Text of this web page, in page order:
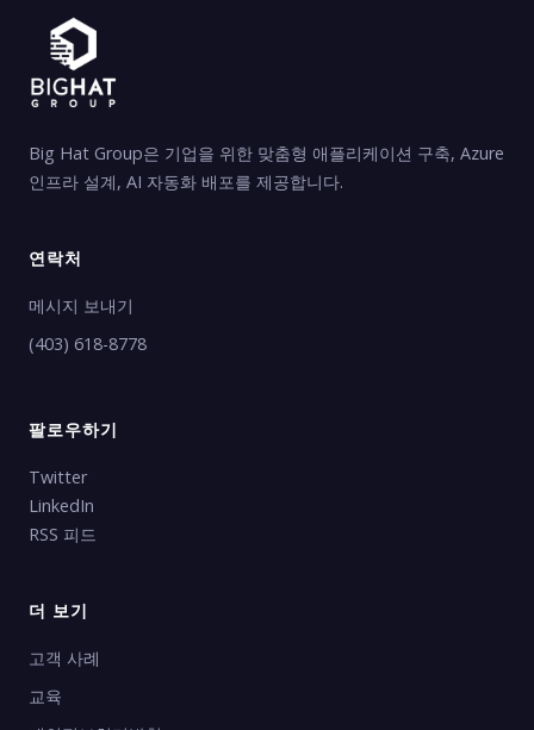
Big Hat Group은 기업을 위한 맞춤형 애플리케이션 구축, Azure
인프라 설계, AI 자동화 배포를 제공합니다.
연락처
메시지 보내기
(403) 618-8778
팔로우하기
Twitter
LinkedIn
RSS 피드
더 보기
고객 사례
교육